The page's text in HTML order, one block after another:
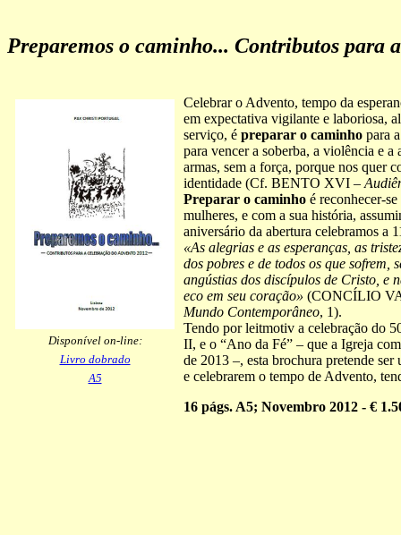
Preparemos o caminho... Contributos para
Disponível on-line:
Livro dobrado
A5
Celebrar o Advento, tempo da
em expectativa vigilante e laboriosa,
serviço, é preparar o caminho para
para vencer a soberba, a violência e
armas, sem a força, porque nos quer
identidade (Cf. BENTO XVI –
Preparar o caminho é reconhecer-
mulheres, e com a sua história,
aniversário da abertura celebramos a
«As alegrias e as esperanças, as
dos pobres e de todos os que sofrem,
angústias dos discípulos de Cristo, e
eco em seu coração» (CONCÍLIO
Mundo Contemporâneo, 1).
Tendo por leitmotiv a celebração do
II, e o “Ano da Fé” – que a Igreja
de 2013 –, esta brochura pretende
e celebrarem o tempo de Advento,
16 págs. A5; Novembro 2012 - €